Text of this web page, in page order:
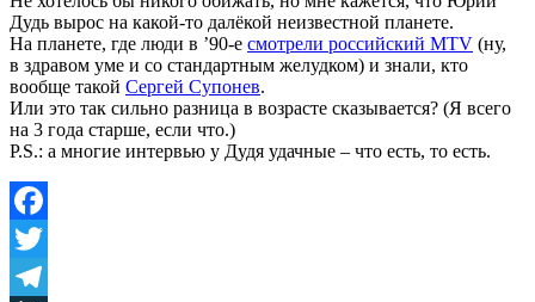
Дудь вырос на какой-то далёкой неизвестной планете.
На планете, где люди в ’90-е смотрели российский MTV (ну,
в здравом уме и со стандартным желудком) и знали, кто
вообще такой Сергей Супонев.
Или это так сильно разница в возрасте сказывается? (Я всего
на 3 года старше, если что.)
P.S.: а многие интервью у Дудя удачные – что есть, то есть.
Facebook
Twitter